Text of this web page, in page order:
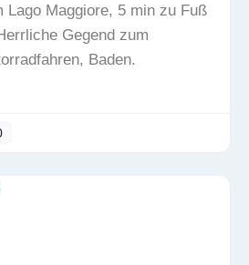
Lago Maggiore, 5 min zu Fuß
Gegend zum
Baden.